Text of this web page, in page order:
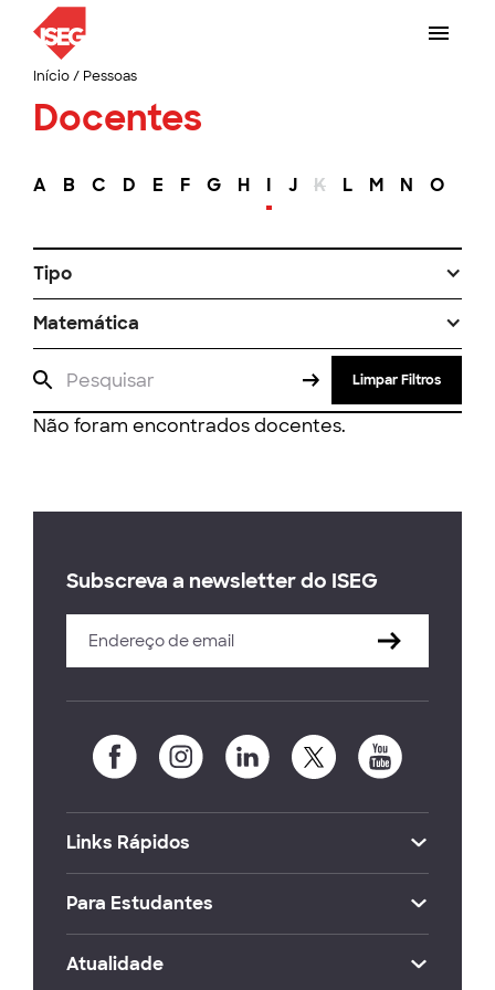
Início/ Pessoas
Docentes
A B C D E F G H I J K L M N O
Tipo
Matemática
Limpar Filtros
Não foram encontrados docentes.
Subscreva a newsletter do ISEG
Links Rápidos
Para Estudantes
Atualidade